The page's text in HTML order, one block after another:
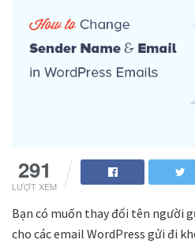
291
LƯỢT XEM
Bạn có muốn thay đổi tên người
cho các email WordPress gửi đi